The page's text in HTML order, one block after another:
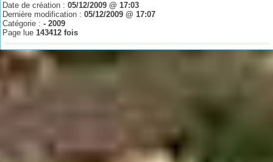
Date de création :05/12/2009 @ 17:03
Dernière modification :05/12/2009 @ 17:07
Catégorie :- 2009
Page lue143412 fois